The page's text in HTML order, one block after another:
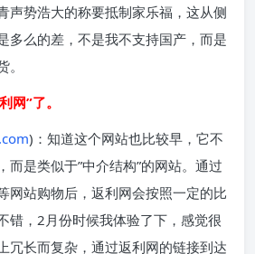
声势浩大的称要抵制家乐福，这从侧
多么的差，不是我不支持国产，而是
网”了。
)：知道这个网站也比较早，它不
而是类似于”中介结构”的网站。通过
网站购物后，返利网会按照一定的比
错，2月份时候我体验了下，感觉很
冗长而复杂，通过返利网的链接到达